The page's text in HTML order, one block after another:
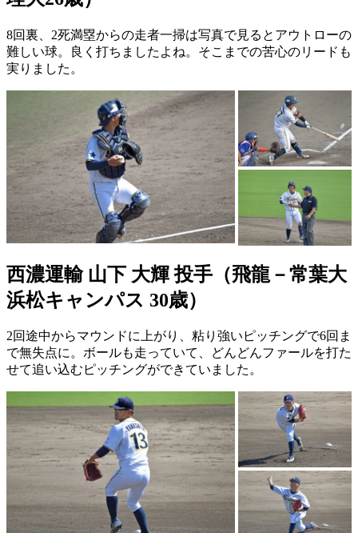
8回裏、2死満塁からの走者一掃は写真で見るとアウトローの
難しい球。良く打ちましたよね。そこまでの苦心のリードも
実りました。
西濃運輸 山下 大輝 投手（飛龍－常葉大
浜松キャンパス 30歳）
2回途中からマウンドに上がり、粘り強いピッチングで6回ま
で無失点に。ボールも走っていて、どんどんファールを打た
せて追い込むピッチングができていました。